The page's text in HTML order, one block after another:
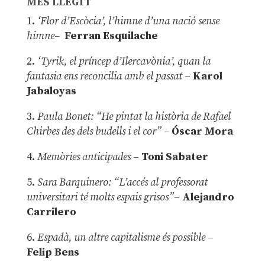
1. ‘Flor d’Escòcia’, l’himne d’una nació sense
himne– Ferran Esquilache
2. ‘Tyrik, el príncep d’Ilercavònia’, quan la
fantasia ens reconcilia amb el passat– Karol
Jabaloyas
3. Paula Bonet: “He pintat la història de Rafael
Chirbes des dels budells i el cor” –Óscar Mora
4. Memòries anticipades– Toni Sabater
5. Sara Barquinero: “L’accés al professorat
universitari té molts espais grisos”– Alejandro
Carrilero
6. Espadà, un altre capitalisme és possible –
Felip Bens